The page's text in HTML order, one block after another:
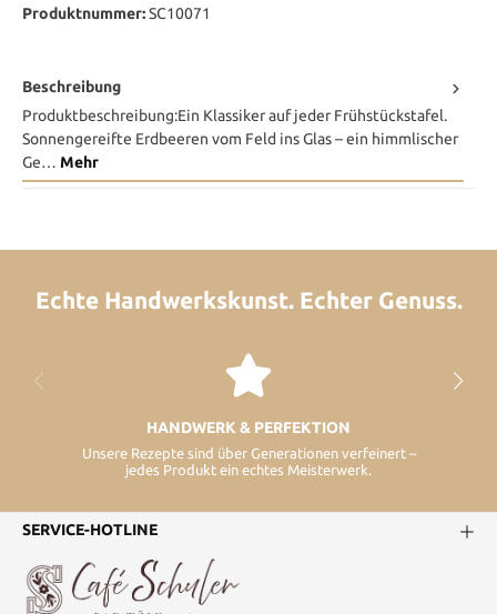
Produktnummer:SC10071
Beschreibung
Produktbeschreibung:Ein Klassiker auf jeder Frühstückstafel.
Sonnengereifte Erdbeeren vom Feld ins Glas – ein himmlischer
Ge… Mehr
Echte Handwerkskunst. Echter Genuss.
HANDWERK & PERFEKTION
Unsere Rezepte sind über Generationen verfeinert –
jedes Produkt ein echtes Meisterwerk.
SERVICE-HOTLINE